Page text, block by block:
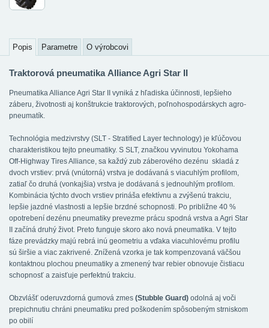
Popis Parametre O výrobcovi
Traktorová pneumatika Alliance Agri Star II
Pneumatika Alliance Agri Star II vyniká z hľadiska účinnosti, lepšieho
záberu, životnosti aj konštrukcie traktorových, poľnohospodárskych agro-
pneumatík.
Technológia medzivrstvy (SLT - Stratified Layer technology) je kľúčovou
charakteristikou tejto pneumatiky. S SLT, značkou vyvinutou Yokohama
Off-Highway Tires Alliance, sa každý zub záberového dezénu skladá z
dvoch vrstiev: prvá (vnútorná) vrstva je dodávaná s viacuhlým profilom,
zatiaľ čo druhá (vonkajšia) vrstva je dodávaná s jednouhlým profilom.
Kombinácia týchto dvoch vrstiev prináša efektívnu a zvýšenú trakciu,
lepšie jazdné vlastnosti a lepšie brzdné schopnosti. Po približne 40 %
opotrebení dezénu pneumatiky prevezme prácu spodná vrstva a Agri Star
II začíná druhý život. Preto funguje skoro ako nová pneumatika. V tejto
fáze prevádzky majú rebrá inú geometriu a vďaka viacuhlovému profilu
sú širšie a viac zakrivené. Znížená vzorka je tak kompenzovaná väčšou
kontaktnou plochou pneumatiky a zmenený tvar rebier obnovuje čistiacu
schopnosť a zaisťuje perfektnú trakciu.
Obzvlášť oderuvzdorná gumová zmes (Stubble Guard) odolná aj voči
prepichnutiu chráni pneumatiku pred poškodením spôsobeným strniskom
po obilí